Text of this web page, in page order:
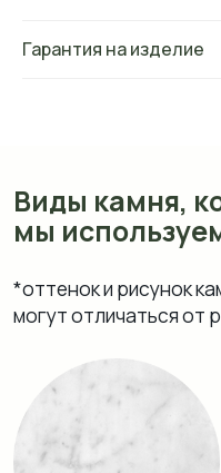
Гарантия на изделие
Возрождение